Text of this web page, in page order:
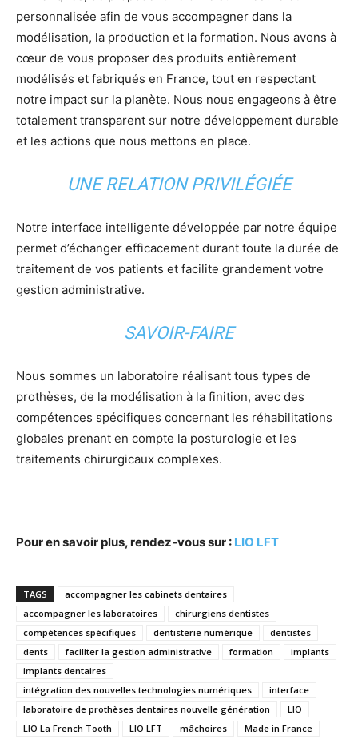
personnalisée afin de vous accompagner dans la
modélisation, la production et la formation. Nous avons à
cœur de vous proposer des produits entièrement
modélisés et fabriqués en France, tout en respectant
notre impact sur la planète. Nous nous engageons à être
totalement transparent sur notre développement durable
et les actions que nous mettons en place.
UNE RELATION PRIVILÉGIÉE
Notre interface intelligente développée par notre équipe
permet d’échanger efficacement durant toute la durée de
traitement de vos patients et facilite grandement votre
gestion administrative.
SAVOIR-FAIRE
Nous sommes un laboratoire réalisant tous types de
prothèses, de la modélisation à la finition, avec des
compétences spécifiques concernant les réhabilitations
globales prenant en compte la posturologie et les
traitements chirurgicaux complexes.
Pour en savoir plus, rendez-vous sur : LIO LFT
TAGS
accompagner les cabinets dentaires
accompagner les laboratoires
chirurgiens dentistes
compétences spécifiques
dentisterie numérique
dentistes
dents
faciliter la gestion administrative formation
implants
implants dentaires
intégration des nouvelles technologies numériques
interface
laboratoire de prothèses dentaires nouvelle génération
LIO
LIO La French Tooth
LIO LFT mâchoires
Made in France